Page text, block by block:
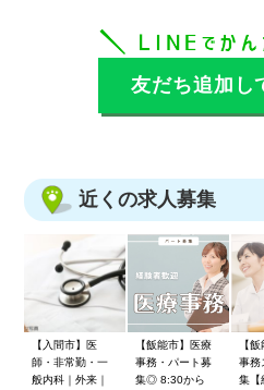
友だち追加し
近くの求人募集
【入間市】医
師・非常勤・一
般内科｜外来｜
【飯能市】医療
事務・パート募
集◎ 8:30から
【
事務
集【